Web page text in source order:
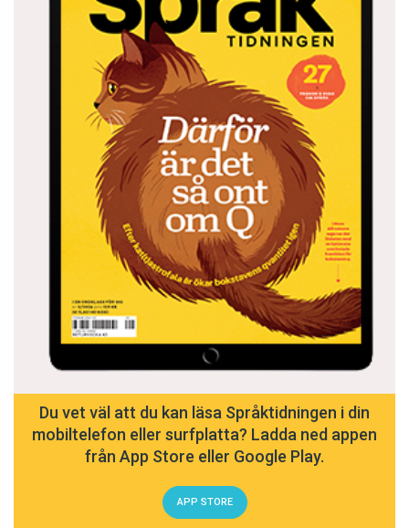
Du vet väl att du kan läsa Språktidningen i din
mobiltelefon eller surfplatta? Ladda ned appen
från App Store eller Google Play.
APP STORE